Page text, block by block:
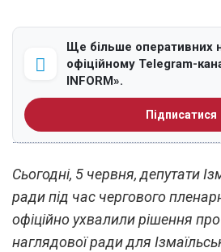
Ще більше оперативних
офіційному Telegram-
INFORM».
Підписатися
Сьогодні, 5 червня, депутати
ради під час чергового
офіційно ухвалили рішення
наглядової ради для